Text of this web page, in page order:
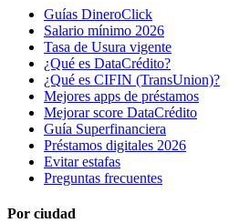
Guías DineroClick
Salario mínimo 2026
Tasa de Usura vigente
¿Qué es DataCrédito?
¿Qué es CIFIN (TransUnion)?
Mejores apps de préstamos
Mejorar score DataCrédito
Guía Superfinanciera
Préstamos digitales 2026
Evitar estafas
Preguntas frecuentes
Por ciudad